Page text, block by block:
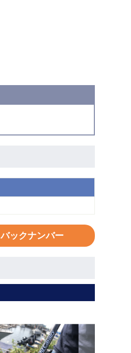
バックナンバー